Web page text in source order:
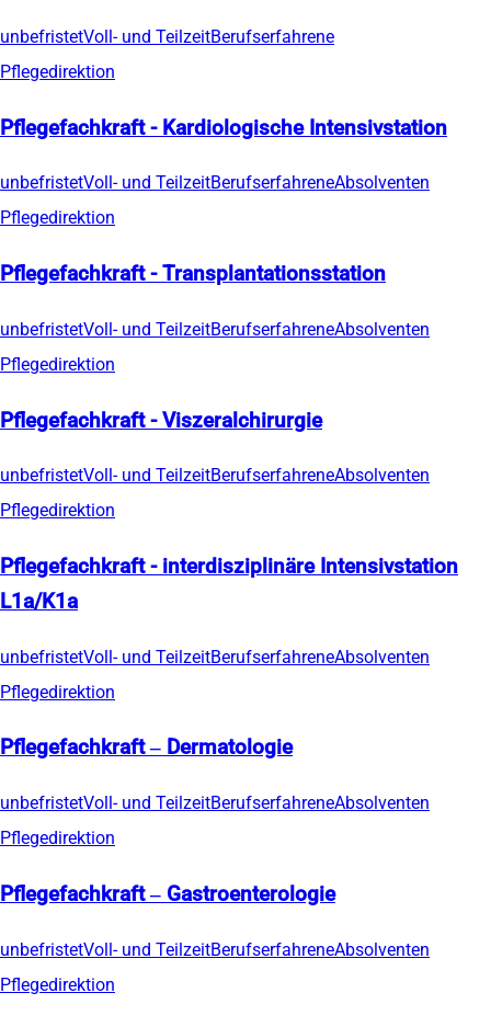
unbefristetVoll- und TeilzeitBerufserfahrene
Pflegedirektion
Pflegefachkraft - Kardiologische Intensivstation
unbefristetVoll- und TeilzeitBerufserfahreneAbsolventen
Pflegedirektion
Pflegefachkraft - Transplantationsstation
unbefristetVoll- und TeilzeitBerufserfahreneAbsolventen
Pflegedirektion
Pflegefachkraft - Viszeralchirurgie
unbefristetVoll- und TeilzeitBerufserfahreneAbsolventen
Pflegedirektion
Pflegefachkraft - interdisziplinäre Intensivstation
L1a/K1a
unbefristetVoll- und TeilzeitBerufserfahreneAbsolventen
Pflegedirektion
Pflegefachkraft – Dermatologie
unbefristetVoll- und TeilzeitBerufserfahreneAbsolventen
Pflegedirektion
Pflegefachkraft – Gastroenterologie
unbefristetVoll- und TeilzeitBerufserfahreneAbsolventen
Pflegedirektion